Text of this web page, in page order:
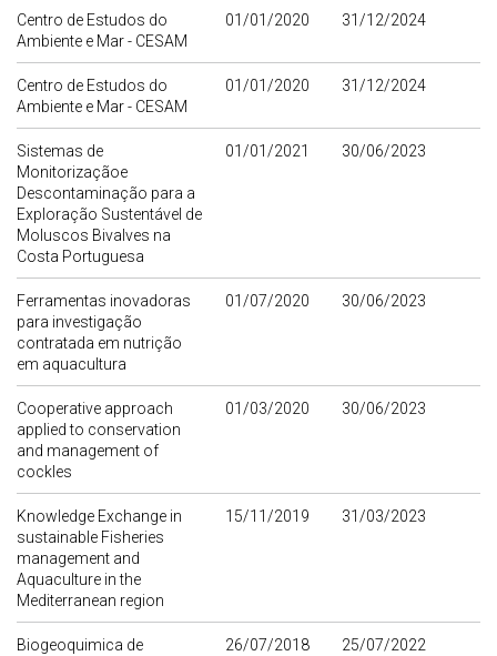
Centro de Estudos do
Ambiente e Mar - CESAM
01/01/2020 31/12/2024
Centro de Estudos do
Ambiente e Mar - CESAM
01/01/2020 31/12/2024
Sistemas de
Monitorizaçãoe
Descontaminação para a
Exploração Sustentável de
Moluscos Bivalves na
Costa Portuguesa
01/01/2021 30/06/2023
Ferramentas inovadoras
para investigação
contratada em nutrição
em aquacultura
01/07/2020 30/06/2023
Cooperative approach
applied to conservation
and management of
cockles
01/03/2020 30/06/2023
Knowledge Exchange in
sustainable Fisheries
management and
Aquaculture in the
Mediterranean region
15/11/2019 31/03/2023
Biogeoquimica de
26/07/2018 25/07/2022